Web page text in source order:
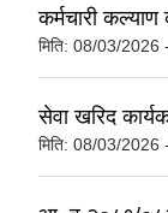
कर्मचारी कल्याण
मिति: 08/03/2026
सेवा खरिद
मिति: 08/03/2026